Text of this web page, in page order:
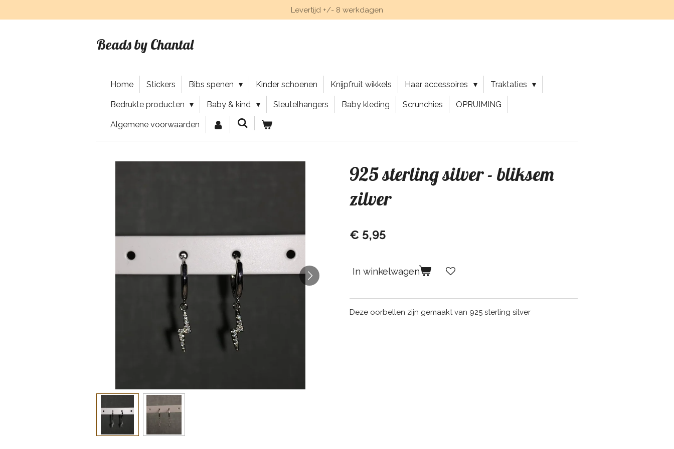
direct
Levertijd +/- 8 werkdagen
Beads by Chantal
Home Stickers Bibs spenen Kinder schoenen Knijpfruit wikkels Haar accessoires Traktaties
Bedrukte producten Baby & kind Sleutelhangers Baby kleding Scrunchies OPRUIMING
Algemene voorwaarden
925 sterling silver - bliksem
zilver
€ 5,95
In winkelwagen
Deze oorbellen zijn gemaakt van 925 sterling silver